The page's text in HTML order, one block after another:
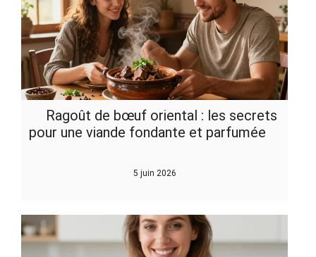
Ragoût de bœuf oriental : les secrets
pour une viande fondante et parfumée
5 juin 2026